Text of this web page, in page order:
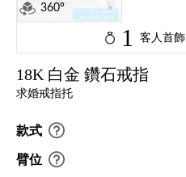
360°
1 客人首飾
18K 白金 鑽石戒指
求婚戒指托
款式
臂位